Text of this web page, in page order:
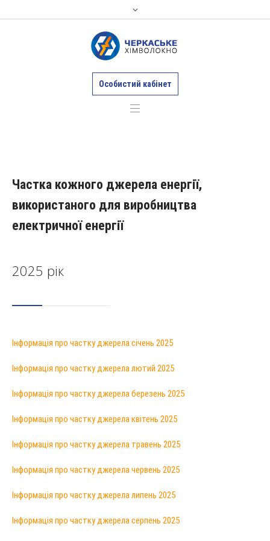
Особистий кабінет
Частка кожного джерела енергії,
використаного для виробництва
електричної енергії
2025 рік
Інформація про частку джерела січень 2025
Інформація про частку джерела лютий 2025
Інформація про частку джерела березень 2025
Інформація про частку джерела квітень 2025
Інформація про частку джерела травень 2025
Інформація про частку джерела червень 2025
Інформація про частку джерела липень 2025
Інформація про частку джерела серпень 2025